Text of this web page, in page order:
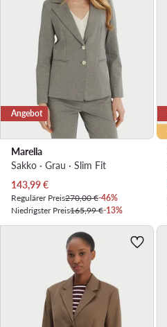
Angebot
Marella
Sakko · Grau · Slim Fit
Aktueller Preis
143,99€
Regulärer Preis270,00 €-46%
Niedrigster Preis165,99 €-13%